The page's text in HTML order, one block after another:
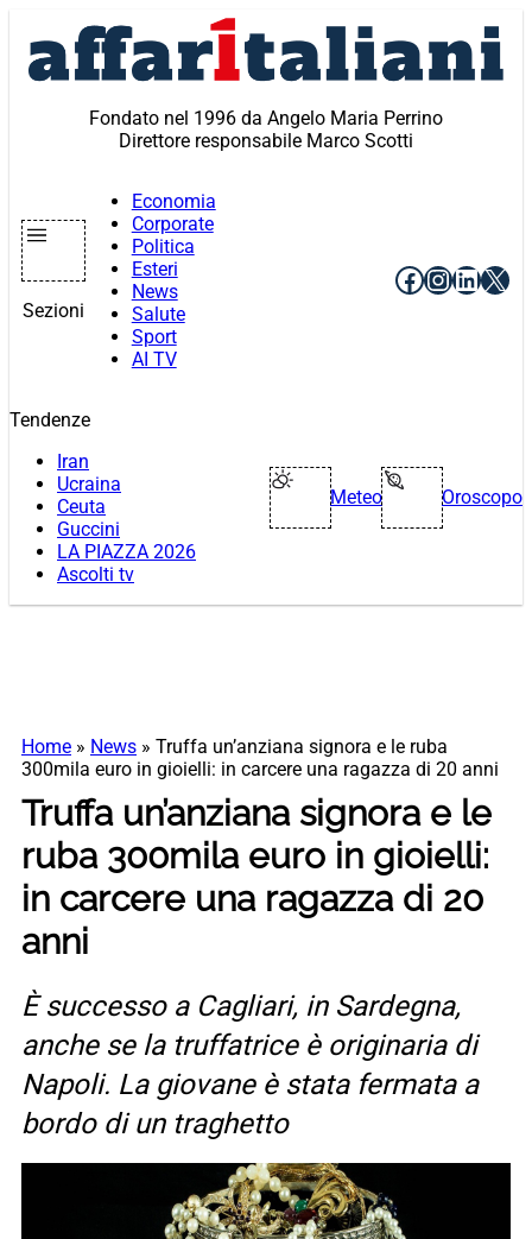
contenuto
Fondato nel 1996 da Angelo Maria Perrino
Direttore responsabile Marco Scotti
Sezioni
Economia
Corporate
Politica
Esteri
News
Salute
Sport
AI TV
Facebook
X
Tendenze
Iran
Ucraina
Ceuta
Guccini
LA PIAZZA 2026
Ascolti tv
Meteo Oroscopo
Home » News » Truffa un’anziana signora e le ruba
300mila euro in gioielli: in carcere una ragazza di 20 anni
Truffa un’anziana signora e le
ruba 300mila euro in gioielli:
in carcere una ragazza di 20
anni
È successo a Cagliari, in Sardegna,
anche se la truffatrice è originaria di
Napoli. La giovane è stata fermata a
bordo di un traghetto